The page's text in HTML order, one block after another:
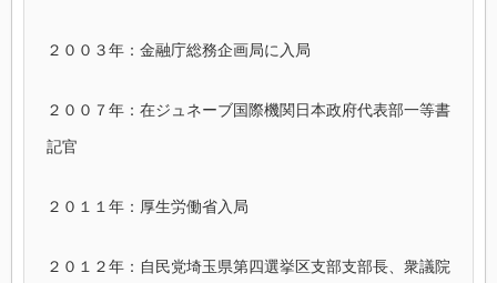
２００３年：金融庁総務企画局に入局
２００７年：在ジュネーブ国際機関日本政府代表部一等書
記官
２０１１年：厚生労働省入局
２０１２年：自民党埼玉県第四選挙区支部支部長、衆議院